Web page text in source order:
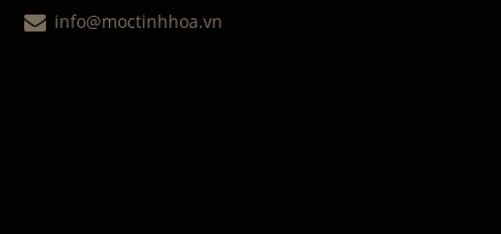
info@moctinhhoa.vn